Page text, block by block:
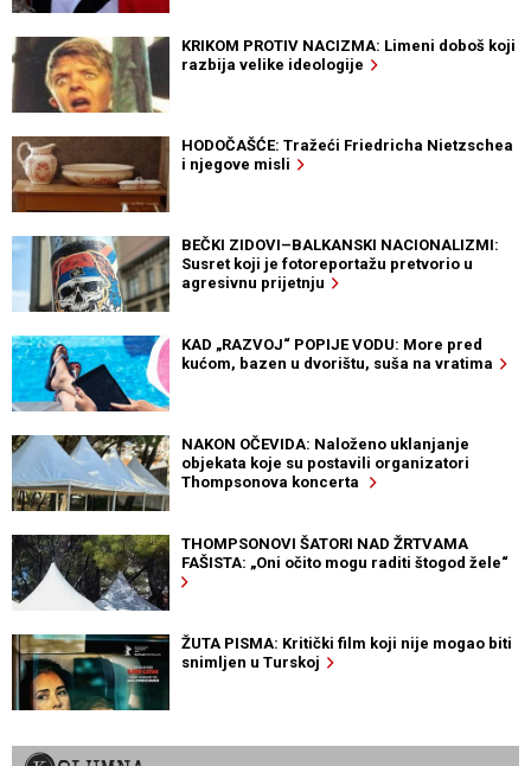
KRIKOM PROTIV NACIZMA: Limeni doboš koji
razbija velike ideologije
HODOČAŠĆE: Tražeći Friedricha Nietzschea
i njegove misli
BEČKI ZIDOVI–BALKANSKI NACIONALIZMI:
Susret koji je fotoreportažu pretvorio u
agresivnu prijetnju
KAD „RAZVOJ“ POPIJE VODU: More pred
kućom, bazen u dvorištu, suša na vratima
NAKON OČEVIDA: Naloženo uklanjanje
objekata koje su postavili organizatori
Thompsonova koncerta
THOMPSONOVI ŠATORI NAD ŽRTVAMA
FAŠISTA: „Oni očito mogu raditi štogod žele“
ŽUTA PISMA: Kritički film koji nije mogao biti
snimljen u Turskoj